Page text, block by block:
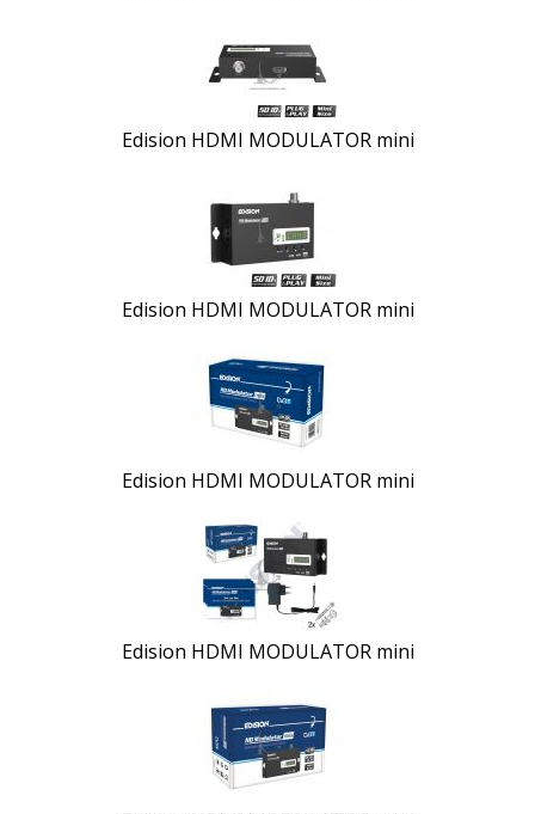
Edision HDMI MODULATOR mini
Edision HDMI MODULATOR mini
Edision HDMI MODULATOR mini
Edision HDMI MODULATOR mini